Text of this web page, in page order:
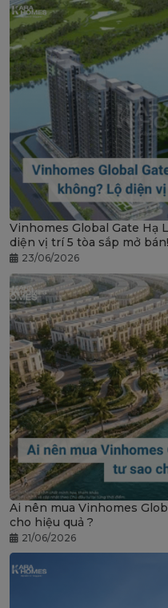
Vinhomes Global Gate Hạ
diện vị trí 5 tòa sắp mở bán!
23/06/2026
Ai nên mua Vinhomes
cho hiệu quả ?
21/06/2026